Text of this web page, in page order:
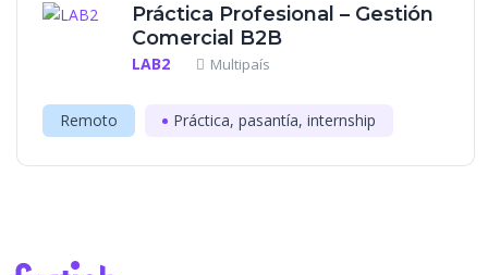
Práctica Profesional – Gestión
Comercial B2B
LAB2 Multipaís
Remoto Práctica, pasantía, internship